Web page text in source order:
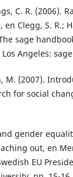
C. R. (2006).
Clegg, S. R.;
sage
Angeles:
M. (2007).
for social
gender
out, en
EU